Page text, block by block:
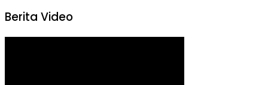
Berita Video